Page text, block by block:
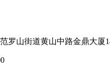
罗山街道黄山中路金鼎大厦